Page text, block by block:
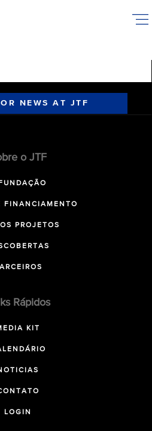
NEWS AT JTF
o JTF
FINANCIAMENTO
PROJETOS
Rápidos
KIT
LOGIN